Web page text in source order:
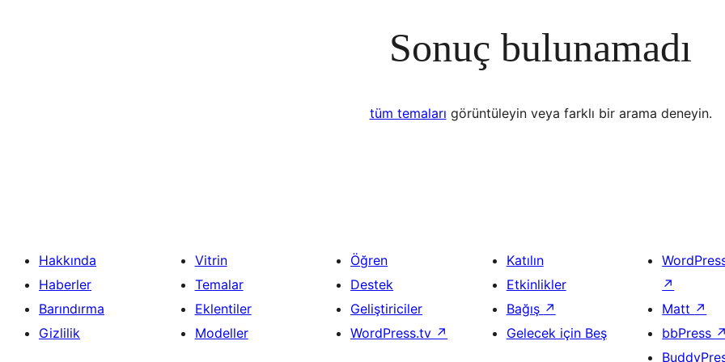
Sonuç bulunamadı
tüm temaları görüntüleyin veya farklı bir arama deneyin.
Hakkında
Haberler
Barındırma
Gizlilik
Vitrin
Temalar
Eklentiler
Modeller
Öğren
Destek
Geliştiriciler
WordPress.tv ↗
Katılın
Etkinlikler
Bağış ↗
Gelecek için Beş
↗
Matt ↗
bbPress ↗